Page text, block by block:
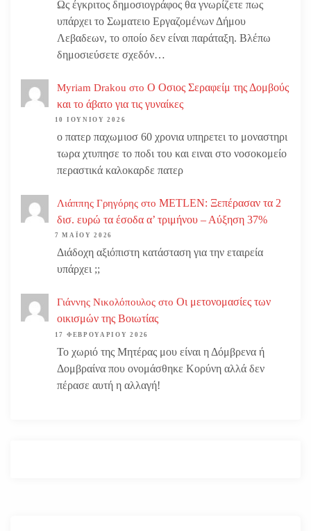
Ως έγκριτος δημοσιογράφος θα γνωρίζετε πως
υπάρχει το Σωματειο Εργαζομένων Δήμου
Λεβαδεων, το οποίο δεν είναι παράταξη. Βλέπω
δημοσιεύσετε σχεδόν…
Myriam Drakou στο Ο Οσιος Σεραφείμ της Δομβούς
και το άβατο για τις γυναίκες
10 ΙΟΥΝΊΟΥ 2026
ο πατερ παχωμιοσ 60 χρονια υπηρετει το μοναστηρι
τωρα χτυπησε το ποδι του και ειναι στο νοσοκομείο
περαστικά καλοκαρδε πατερ
Λιάππης Γρηγόρης στο METLEN: Ξεπέρασαν τα 2
δισ. ευρώ τα έσοδα α’ τριμήνου – Αύξηση 37%
7 ΜΑΪ́ΟΥ 2026
Διάδοχη αξιόπιστη κατάσταση για την εταιρεία
υπάρχει ;;
Γιάννης Νικολόπουλος στο Οι μετονομασίες των
οικισμών της Βοιωτίας
17 ΦΕΒΡΟΥΑΡΊΟΥ 2026
Το χωριό της Μητέρας μου είναι η Δόμβρενα ή
Δομβραίνα που ονομάσθηκε Κορύνη αλλά δεν
πέρασε αυτή η αλλαγή!